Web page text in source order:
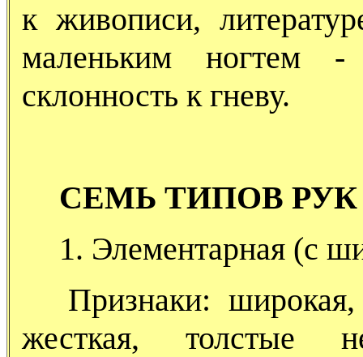
к живописи,
маленьким ногтем -
склонность к гневу.
СЕМЬ ТИПОВ
1. Элементарная (с
Признаки:
жесткая, толстые